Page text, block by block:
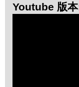
Youtube 版